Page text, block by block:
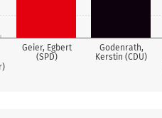
Geier, Egbert
(SPD)
Godenrath,
Kerstin (CDU)